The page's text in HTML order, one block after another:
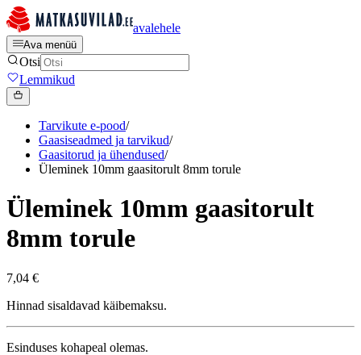
avalehele
Ava menüü
Otsi
Lemmikud
Tarvikute e-pood/
Gaasiseadmed ja tarvikud/
Gaasitorud ja ühendused/
Üleminek 10mm gaasitorult 8mm torule
Üleminek 10mm gaasitorult
8mm torule
7,04 €
Hinnad sisaldavad käibemaksu.
Esinduses kohapeal olemas.